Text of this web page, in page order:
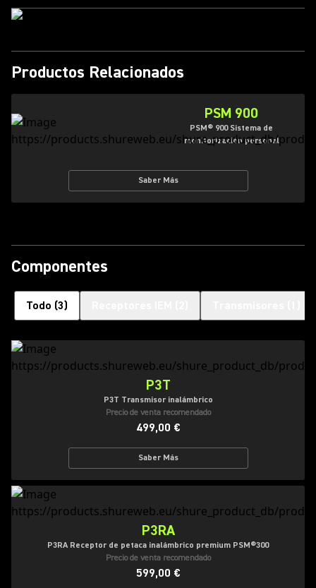
Productos Relacionados
PSM 900
PSM® 900 Sistema de
monitorización personal
Saber Más
Componentes
Todo (3)
P3T
P3T Transmisor inalámbrico
Precio de venta recomendado
499,00 €
Saber Más
P3RA
P3RA Receptor de petaca inalámbrico premium PSM®300
Precio de venta recomendado
599,00 €